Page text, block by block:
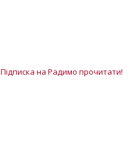
Підписка на Радимо прочитати!